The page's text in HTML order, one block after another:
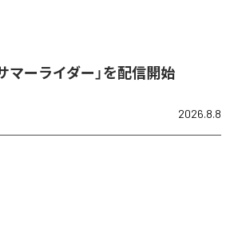
マーライダー」を配信開始
2026.8.8